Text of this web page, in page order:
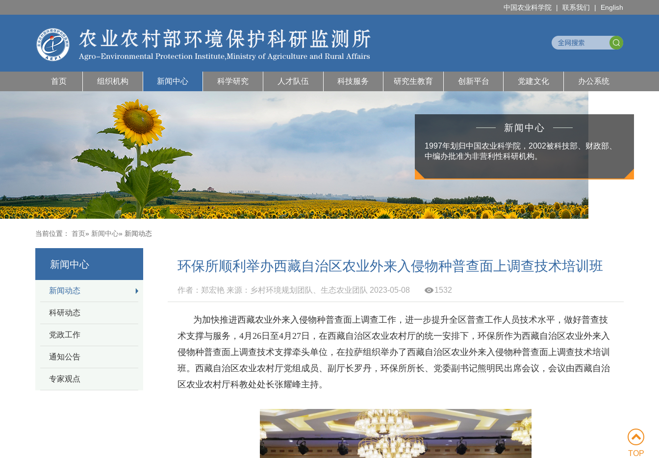
中国农业科学院 | 联系我们 | English
首页 组织机构 新闻中心 科学研究 人才队伍 科技服务 研究生教育 创新平台 党建文化 办公系统
新闻中心
1997年划归中国农业科学院，2002被科技部、财政部、
中编办批准为非营利性科研机构。
当前位置： 首页» 新闻中心» 新闻动态
新闻中心
新闻动态
科研动态
党政工作
通知公告
专家观点
环保所顺利举办西藏自治区农业外来入侵物种普查面上调查技术培训班
作者：郑宏艳 来源：乡村环境规划团队、生态农业团队 2023-05-08 1532
为加快推进西藏农业外来入侵物种普查面上调查工作，进一步提升全区普查工作人员技术水平，做好普查技
术支撑与服务，4月26日至4月27日，在西藏自治区农业农村厅的统一安排下，环保所作为西藏自治区农业外来入
侵物种普查面上调查技术支撑牵头单位，在拉萨组织举办了西藏自治区农业外来入侵物种普查面上调查技术培训
班。西藏自治区农业农村厅党组成员、副厅长罗丹，环保所所长、党委副书记熊明民出席会议，会议由西藏自治
区农业农村厅科教处处长张耀峰主持。
TOP